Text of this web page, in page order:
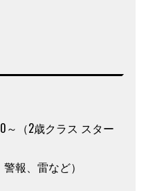
（2歳クラス スター
報、雷など）